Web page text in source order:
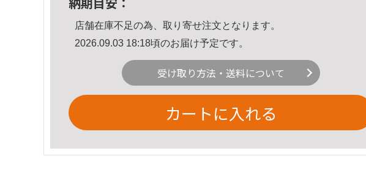
店舗在庫不足の為、取り寄せ注文となります。
2026.09.03 18:18頃のお届け予定です。
受け取り方法・送料について
カートに入れる